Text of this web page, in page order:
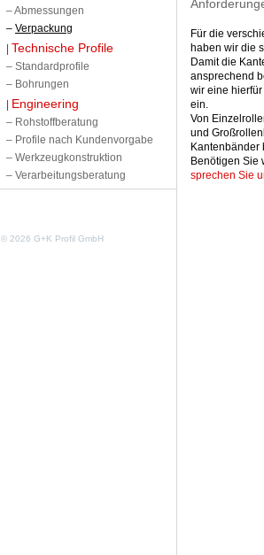
–Abmessungen
– Verpackung
Technische Profile
– Standardprofile
– Bohrungen
Engineering
– Rohstoffberatung
– Profile nach Kundenvorgabe
– Werkzeugkonstruktion
– Verarbeitungsberatung
Für die
haben wir die
Damit die
ansprechend
wir eine
ein.
Von
und
Kantenbänder
Benötigen Sie
sprechen Sie
© 2026 G+K Profil GmbH